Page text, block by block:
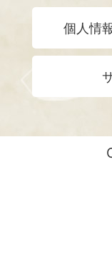
個人情